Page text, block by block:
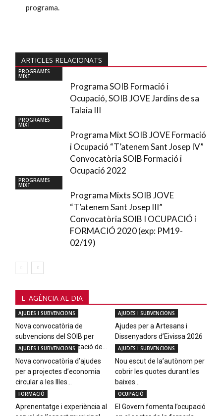
programa.
ARTICLES RELACIONATS
PROGRAMES
MIXT
Programa SOIB Formació i
Ocupació, SOIB JOVE Jardins de sa
Talaia III
PROGRAMES
MIXT
Programa Mixt SOIB JOVE Formació
i Ocupació “T’atenem Sant Josep IV”
Convocatòria SOIB Formació i
Ocupació 2022
PROGRAMES
MIXT
Programa Mixts SOIB JOVE
“T’atenem Sant Josep III”
Convocatòria SOIB I OCUPACIÓ i
FORMACIÓ 2020 (exp: PM19-
02/19)
L' AGÈNCIA AL DIA
AJUDES I SUBVENCIONS
Nova convocatòria de
subvencions del SOIB per
fomentar la contractació de...
AJUDES I SUBVENCIONS
Ajudes per a Artesans i
Dissenyadors d’Eivissa 2026
AJUDES I SUBVENCIONS
Nova convocatòria d’ajudes
per a projectes d’economia
circular a les Illes...
AJUDES I SUBVENCIONS
Nou escut de la’autònom per
cobrir les quotes durant les
baixes...
FORMACIÓ
Aprenentatge i experiència al
OCUPACIÓ
El Govern fomenta l’ocupació